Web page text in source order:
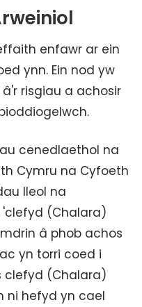
enfawr ar ein
ynn. Ein nod yw
risgiau a achosir
cenedlaethol na
Cymru na Cyfoeth
lleol na
(Chalara)
â phob achos
yn torri coed i
clefyd (Chalara)
ni hefyd yn cael